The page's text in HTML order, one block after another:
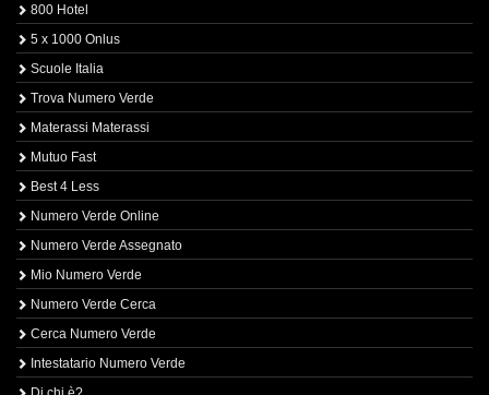
800 Hotel
5 x 1000 Onlus
Scuole Italia
Trova Numero Verde
Materassi Materassi
Mutuo Fast
Best 4 Less
Numero Verde Online
Numero Verde Assegnato
Mio Numero Verde
Numero Verde Cerca
Cerca Numero Verde
Intestatario Numero Verde